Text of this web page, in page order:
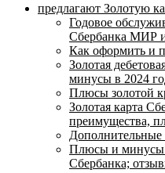
предлагают Золотую
Годовое
Сбербанка МИР
Как оформить и
Золотая
минусы в 2024
Плюсы золотой
Золотая карта
преимущества,
Плюсы и минусы
Сбербанка;